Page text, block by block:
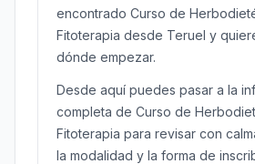
encontrado Curso de
Fitoterapia desde Teruel y
dónde empezar.
Desde aquí puedes pasar a la
completa de Curso de
Fitoterapia para revisar con
la modalidad y la forma de